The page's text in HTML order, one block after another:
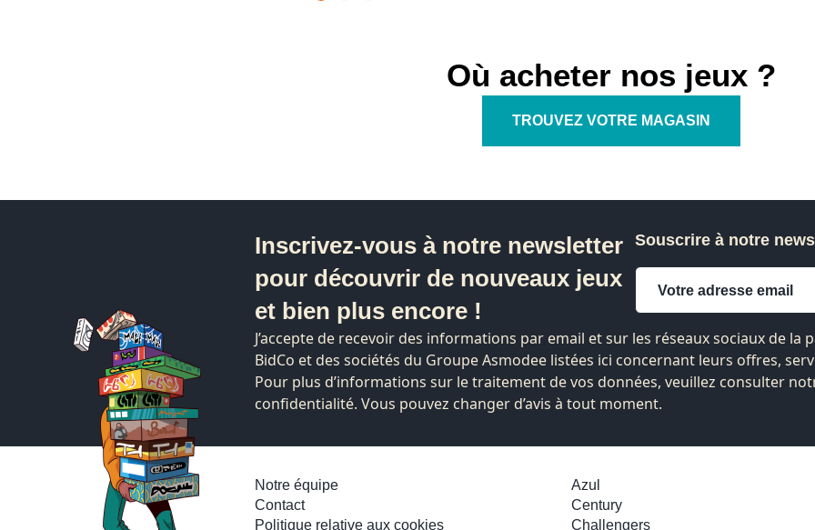
Où acheter nos jeux ?
TROUVEZ VOTRE MAGASIN
Inscrivez-vous à notre newsletter
pour découvrir de nouveaux jeux
et bien plus encore !
Souscrire à notre
J’accepte de recevoir des informations par email et sur les réseaux sociaux de la
BidCo et des sociétés du Groupe Asmodee listées ici concernant leurs offres,
Pour plus d’informations sur le traitement de vos données, veuillez consulter
confidentialité. Vous pouvez changer d’avis à tout moment.
Notre équipe
Contact
Politique relative aux cookies
Azul
Century
Challengers